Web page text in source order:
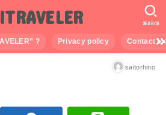
? Privacy policy Contact
SEARCH
saitorhino